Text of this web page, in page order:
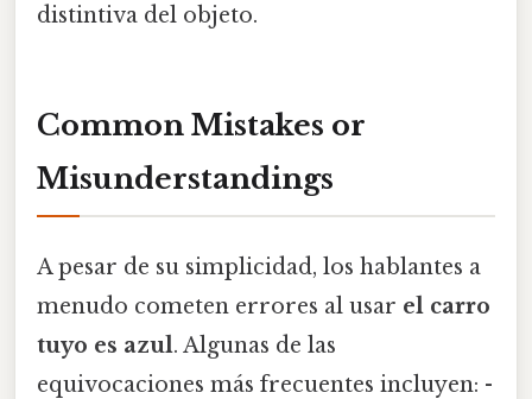
distintiva del objeto.
Common Mistakes or
Misunderstandings
A pesar de su simplicidad, los hablantes a
menudo cometen errores al usar el carro
tuyo es azul. Algunas de las
equivocaciones más frecuentes incluyen: -